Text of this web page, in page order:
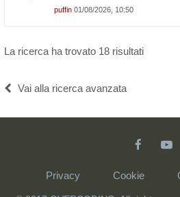
puffin 01/08/2026, 10:50
La ricerca ha trovato 18 risultati
Vai alla ricerca avanzata
Privacy Cookie